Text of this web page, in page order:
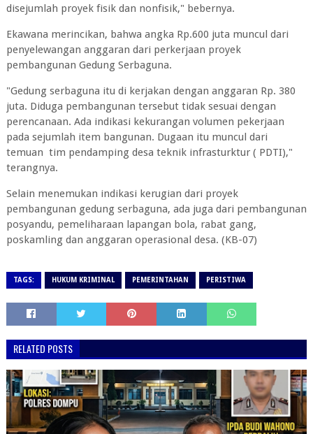
disejumlah proyek fisik dan nonfisik," bebernya.
Ekawana merincikan, bahwa angka Rp.600 juta muncul dari
penyelewangan anggaran dari perkerjaan proyek
pembangunan Gedung Serbaguna.
"Gedung serbaguna itu di kerjakan dengan anggaran Rp. 380
juta. Diduga pembangunan tersebut tidak sesuai dengan
perencanaan. Ada indikasi kekurangan volumen pekerjaan
pada sejumlah item bangunan. Dugaan itu muncul dari
temuan tim pendamping desa teknik infrasturktur ( PDTI),"
terangnya.
Selain menemukan indikasi kerugian dari proyek
pembangunan gedung serbaguna, ada juga dari pembangunan
posyandu, pemeliharaan lapangan bola, rabat gang,
poskamling dan anggaran operasional desa. (KB-07)
TAGS: HUKUM KRIMINAL PEMERINTAHAN PERISTIWA
RELATED POSTS